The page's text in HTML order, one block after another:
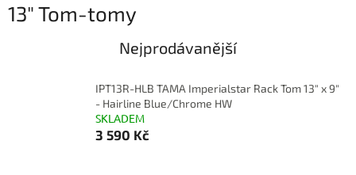
13" Tom-tomy
Nejprodávanější
IPT13R-HLB TAMA Imperialstar Rack Tom 13" x 9"
- Hairline Blue/Chrome HW
SKLADEM
3 590 Kč